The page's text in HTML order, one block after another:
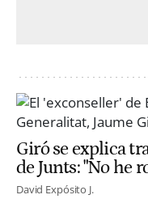
Giró se explica
de Junts: "No he
David Expósito J.